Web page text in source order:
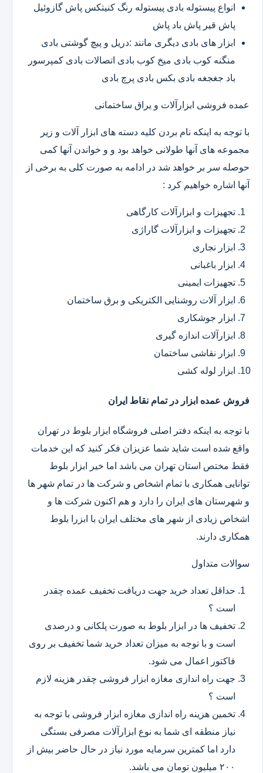
انواع پیستوله بادی پیستوله رنگ کنیتکس پاش گازوئیل
پاش قیر پاش باد پاش
ابزار های بادی دیگری مانند :دریل و پیچ گوشتی بادی
منگنه کوب بادی میخ کوب بادی اتصالات بادی کمپرسور
باد جغجغه بادی بکس بادی پرچ بادی
عمده فروشی ابزارآلات و یراق ساختمانی
با توجه به اینکه نام بردن کلیه دسته های ابزار آلات و زیر
مجموعه های آنها طولانی خواهد بود و و خواندن آنها کمی
حوصله سر بر خواهد شد در ادامه به صورت کلی به برخی از
آنها اشاره خواهیم کرد :
تجهیزات و ابزارآلات کارگاهی
تجهیزات و ابزارآلات گاراژی
ابزار نجاری
ابزار باغبانی
تجهیزات ایمینی
ابزار آلات روشنایی الکتریکی و برق ساختمان
ابزار جوشکاری
ابزارآلات اندازه گیری
ابزار نقاشی ساختمان
ابزار لوله کشی
فروش عمده ابزار در تمام نقاط ایران
با توجه به اینکه دفتر اصلی فروشگاه ابزار بلوط در تهران
واقع شده است شاید شما عزیزان فکر کنید که این خدمات
فقط مختص استان تهران می باشد اما خیر ابزار بلوط
توانایی همکاری با تمام اشخاص و شرکت ها در تمام شهر ها
و شهرستان های ایران را دارد و هم اکنون شرکت ها و
اشخاص زیادی از شهر های مختلف ایران با ابزرا بلوط
همکاری دارند.
سوالات متداول
حداقل تعداد خرید جهت دریافت تخفیف عمده چقدر
است ؟
تخفیف ها در ابزار بلوط به صورت پلکانی و درصدی
است و با توجه به میزان تعداد خرید شما تخفیف بر روی
فاکتور اعمال می شود.
جهت راه اندازی مغازه ابزار فروشی چقدر هزینه لازم
است ؟
تخمین هزینه راه اندازی مغازه ابزار فروشی با توجه به
نیاز منطقه ای شما به نوع ابزارآلات مصرفی بستگی
دارد اما کمترین سرمایه مورد نیاز در حال حاضر بیش از
۲۰۰ میلیون تومان می باشد.